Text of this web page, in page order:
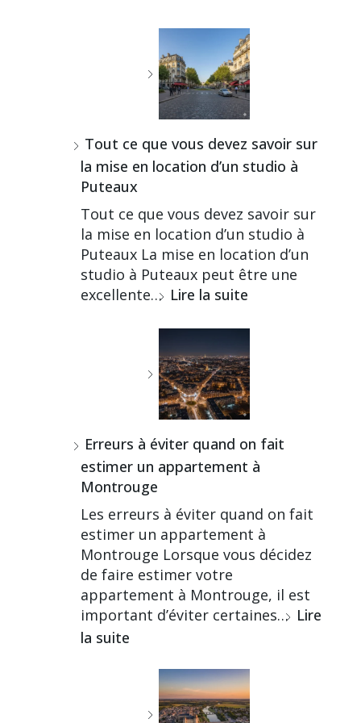
Tout ce que vous devez savoir sur
la mise en location d’un studio à
Puteaux
Tout ce que vous devez savoir sur
la mise en location d’un studio à
Puteaux La mise en location d’un
studio à Puteaux peut être une
excellente… Lire la suite
Erreurs à éviter quand on fait
estimer un appartement à
Montrouge
Les erreurs à éviter quand on fait
estimer un appartement à
Montrouge Lorsque vous décidez
de faire estimer votre
appartement à Montrouge, il est
important d’éviter certaines… Lire
la suite